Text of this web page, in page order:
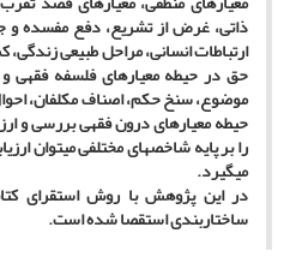
ذاتی، غرض از تشریع، دفع مفسده
ارتباطات انسانی، مراحل طبیعی زندگی،
حق در حیطه معیارهای فلسفه فقهی
موضوع، سنخ حکم، اصناف مکلفان،
حیطه معیارهای درون فقهی بررسی و
را بر پایه شاخص­های مختلفی می­توان
می­گیرد.
در این پژوهش با روش استقرای
ساختاربندی استقصا شده است.